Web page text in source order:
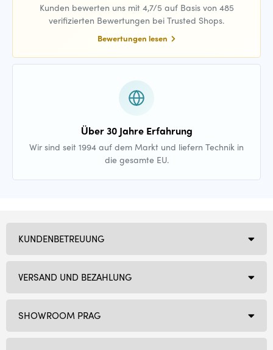
Kunden bewerten uns mit 4,7/5 auf Basis von 485
verifizierten Bewertungen bei Trusted Shops.
Bewertungen lesen
Über 30 Jahre Erfahrung
Wir sind seit 1994 auf dem Markt und liefern Technik in
die gesamte EU.
SHOWROOM PRAG
KUNDENBETREUUNG
VERSAND UND BEZAHLUNG